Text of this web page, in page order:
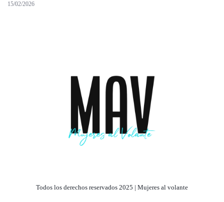
15/02/2026
Todos los derechos reservados 2025 | Mujeres al volante